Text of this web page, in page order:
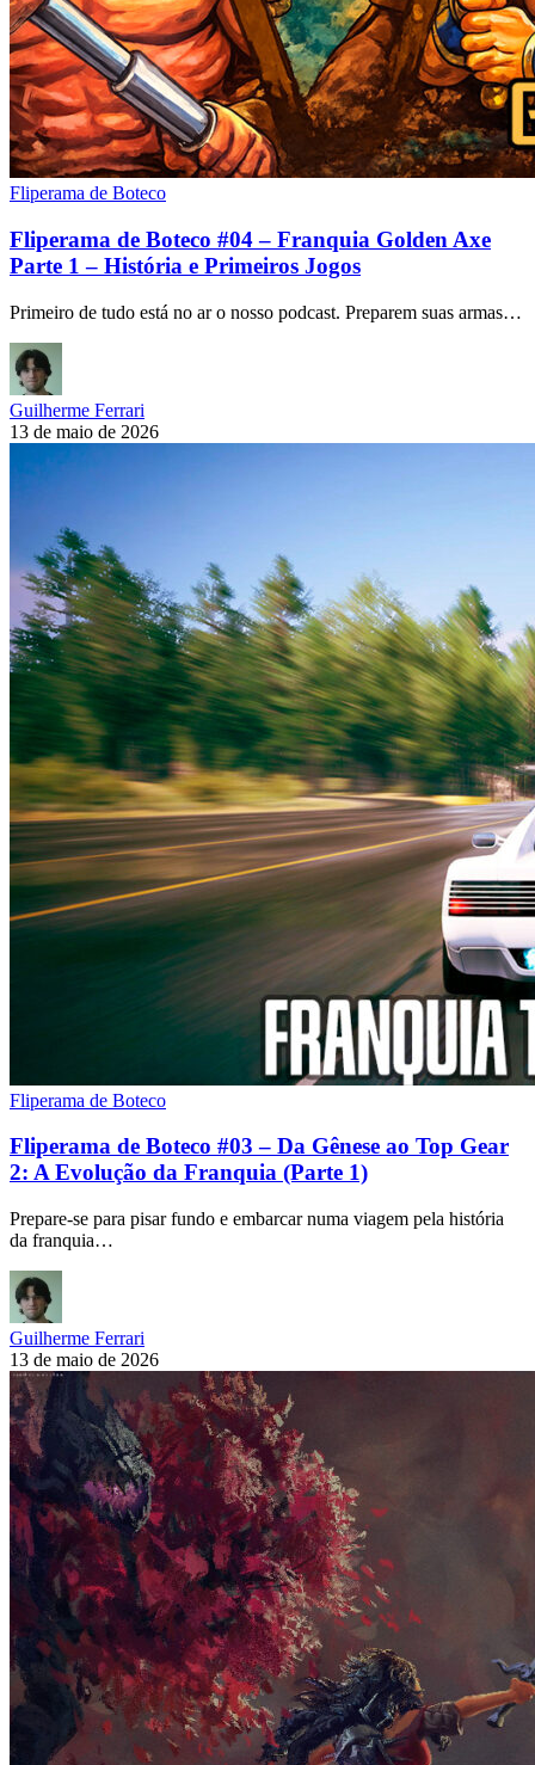
Fliperama de Boteco
Fliperama de Boteco #04 – Franquia Golden Axe
Parte 1 – História e Primeiros Jogos
Primeiro de tudo está no ar o nosso podcast. Preparem suas armas…
Guilherme Ferrari
13 de maio de 2026
Fliperama de Boteco
Fliperama de Boteco #03 – Da Gênese ao Top Gear
2: A Evolução da Franquia (Parte 1)
Prepare-se para pisar fundo e embarcar numa viagem pela história
da franquia…
Guilherme Ferrari
13 de maio de 2026